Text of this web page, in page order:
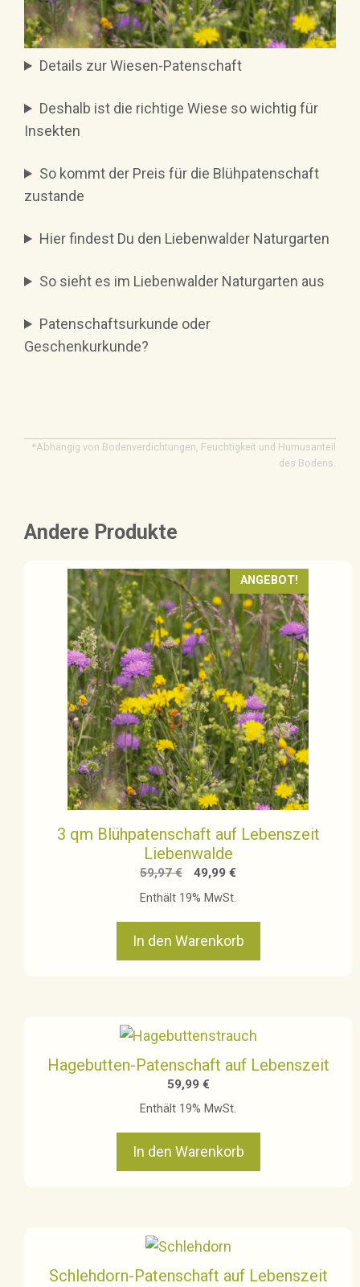
Details zur Wiesen-Patenschaft
Deshalb ist die richtige Wiese so wichtig für
Insekten
So kommt der Preis für die Blühpatenschaft
zustande
Hier findest Du den Liebenwalder Naturgarten
So sieht es im Liebenwalder Naturgarten aus
Patenschaftsurkunde oder
Geschenkurkunde?
*Abhängig von Bodenverdichtungen, Feuchtigkeit und Humusanteil
des Bodens.
Andere Produkte
ANGEBOT!
3 qm Blühpatenschaft auf Lebenszeit
Liebenwalde
59,97€
Ursprünglicher
Preis
49,99 €
Enthält 19% MwSt.
In den Warenkorb
Hagebutten-Patenschaft auf Lebenszeit
59,99 €
Enthält 19% MwSt.
In den Warenkorb
Schlehdorn-Patenschaft auf Lebenszeit